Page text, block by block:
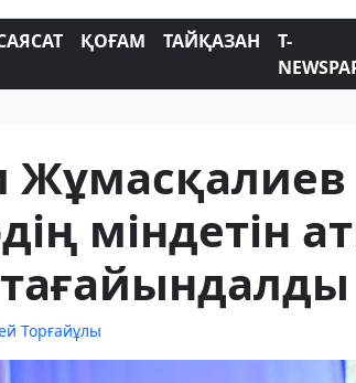
ҚОҒАМ ТАЙҚАЗАН
T-
Жұмасқалиев
міндетін
Торғайұлы